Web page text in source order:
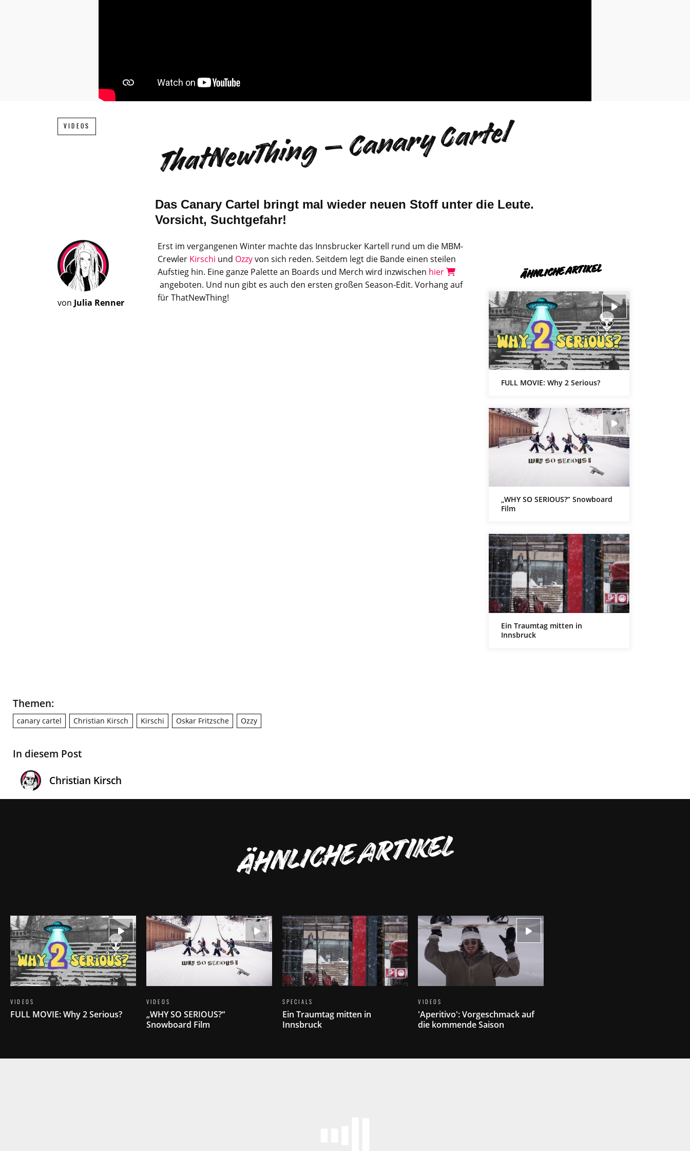
VIDEOS ThatNewThing – Canary Cartel
Das Canary Cartel bringt mal wieder neuen Stoff unter die Leute.
Vorsicht, Suchtgefahr!
von Julia Renner
Erst im vergangenen Winter machte das Innsbrucker Kartell rund um die MBM-
Crewler Kirschi und Ozzyvon sich reden. Seitdem legt die Bande einen steilen
Aufstieg hin. Eine ganze Palette an Boards und Merch wird inzwischen hier
angeboten. Und nun gibt es auch den ersten großen Season-Edit. Vorhang auf
für ThatNewThing!
ÄHNLICHE ARTIKEL
FULL MOVIE: Why 2 Serious?
„WHY SO SERIOUS?“ Snowboard
Film
Ein Traumtag mitten in
Innsbruck
Themen:
canary cartel Christian Kirsch Kirschi Oskar Fritzsche Ozzy
In diesem Post
Christian Kirsch
ÄHNLICHE ARTIKEL
VIDEOS
FULL MOVIE: Why 2 Serious?
VIDEOS
„WHY SO SERIOUS?“
Snowboard Film
SPECIALS
Ein Traumtag mitten in
Innsbruck
VIDEOS
'Aperitivo': Vorgeschmack auf
die kommende Saison